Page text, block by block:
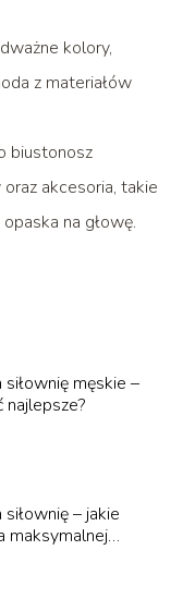
kolory,
z materiałów
biustonosz
akcesoria, takie
na głowę.
siłownię męskie –
najlepsze?
siłownię – jakie
maksymalnej